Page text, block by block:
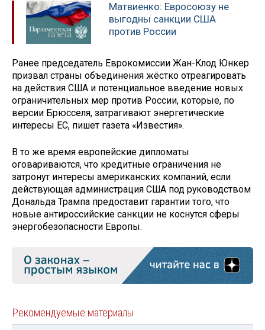
Матвиенко: Евросоюзу не
выгодны санкции США
против России
Ранее председатель Еврокомиссии Жан-Клод Юнкер
призвал страны объединения жёстко отреагировать
на действия США и потенциальное введение новых
ограничительных мер против России, которые, по
версии Брюсселя, затрагивают энергетические
интересы ЕС, пишет газета «Известия».
В то же время европейские дипломаты
оговариваются, что кредитные ограничения не
затронут интересы американских компаний, если
действующая администрация США под руководством
Дональда Трампа предоставит гарантии того, что
новые антироссийские санкции не коснутся сферы
энергобезопасности Европы.
Рекомендуемые материалы